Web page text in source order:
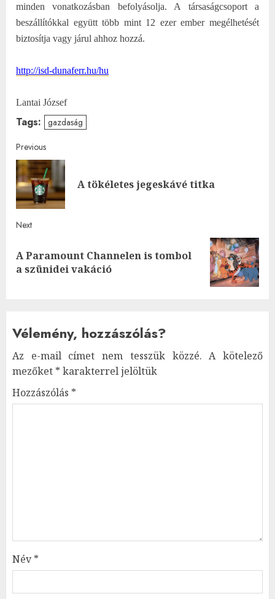
minden vonatkozásban befolyásolja. A társaságcsoport a
beszállítókkal együtt több mint 12 ezer ember megélhetését
biztosítja vagy járul ahhoz hozzá.
http://isd-dunaferr.hu/hu
Lantai József
Tags: gazdaság
Post
navigation
Previous
A tökéletes jegeskávé titka
Next
Next
post:
A Paramount Channelen is tombol
a szünidei vakáció
Vélemény, hozzászólás?
Az e-mail címet nem tesszük közzé. A kötelező
mezőket * karakterrel jelöltük
Hozzászólás *
Név*